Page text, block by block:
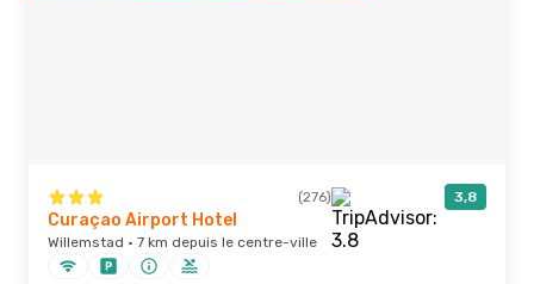
(276) 3,8
Curaçao Airport Hotel
Willemstad · 7 km depuis le centre-ville